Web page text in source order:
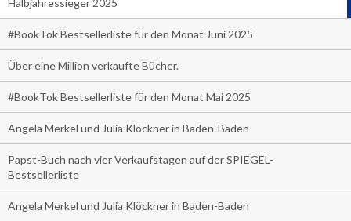
#BookTok Bestsellerliste für den Monat Juni 2025
Über eine Million verkaufte Bücher.
#BookTok Bestsellerliste für den Monat Mai 2025
Angela Merkel und Julia Klöckner in Baden-Baden
Papst-Buch nach vier Verkaufstagen auf der SPIEGEL-
Bestsellerliste
Angela Merkel und Julia Klöckner in Baden-Baden